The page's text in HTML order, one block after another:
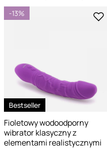
-13%
Bestseller
Fioletowy wodoodporny
wibrator klasyczny z
elementami realistycznymi